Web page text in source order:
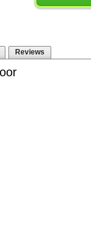
Reviews